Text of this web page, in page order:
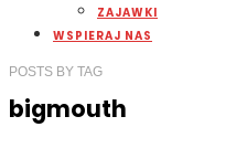
ZAJAWKI
WSPIERAJ NAS
POSTS BY TAG
bigmouth